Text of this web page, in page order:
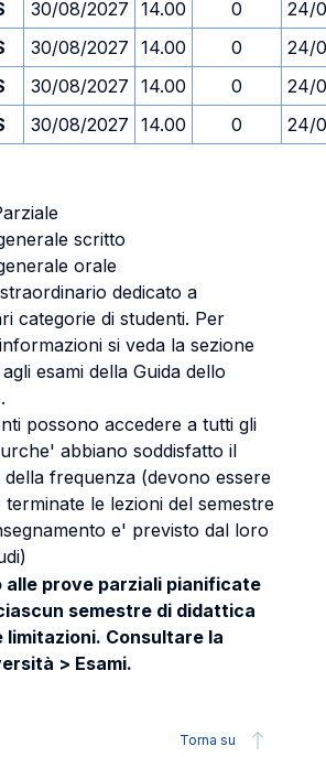
30/08/2027 14.00 0
24/
30/08/2027 14.00 0
24/
30/08/2027 14.00 0
24/
30/08/2027 14.00 0 24/
scritto
orale
dedicato a
categorie di studenti. Per
si veda la sezione
esami della Guida dello
possono accedere a tutti gli
abbiano soddisfatto il
della frequenza (devono essere
le lezioni del semestre
e' previsto dal loro
alle prove parziali pianificate
semestre di didattica
limitazioni. Consultare la
> Esami.
Torna su